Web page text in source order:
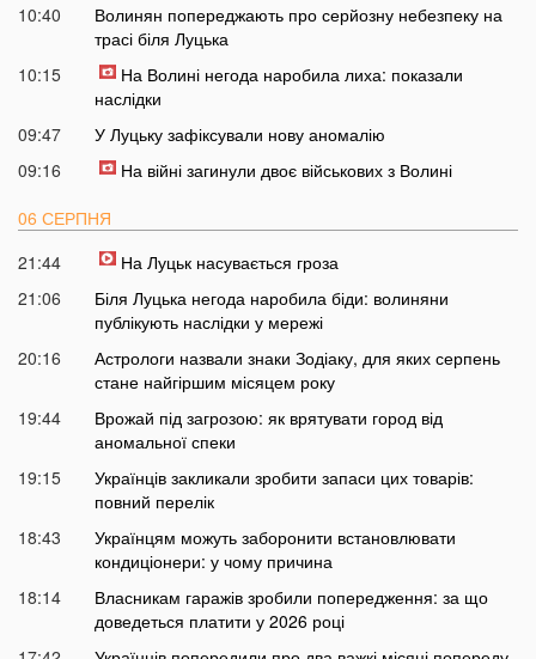
10:40
Волинян попереджають про серйозну небезпеку на
трасі біля Луцька
10:15
На Волині негода наробила лиха: показали
наслідки
09:47
У Луцьку зафіксували нову аномалію
09:16
На війні загинули двоє військових з Волині
06 СЕРПНЯ
21:44
На Луцьк насувається гроза
21:06
Біля Луцька негода наробила біди: волиняни
публікують наслідки у мережі
20:16
Астрологи назвали знаки Зодіаку, для яких серпень
стане найгіршим місяцем року
19:44
Врожай під загрозою: як врятувати город від
аномальної спеки
19:15
Українців закликали зробити запаси цих товарів:
повний перелік
18:43
Українцям можуть заборонити встановлювати
кондиціонери: у чому причина
18:14
Власникам гаражів зробили попередження: за що
доведеться платити у 2026 році